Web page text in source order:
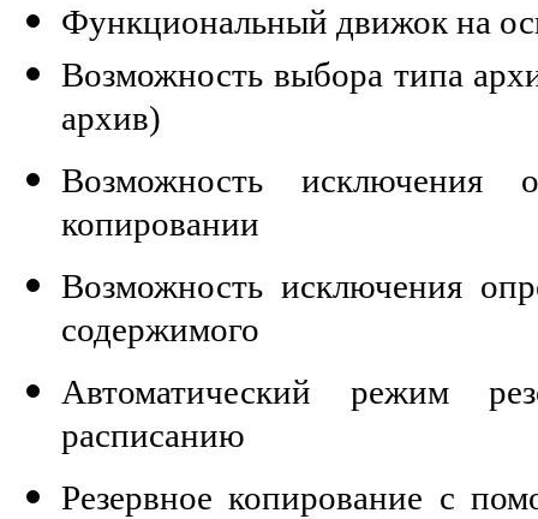
Функциональный движок на
Возможность выбора типа
архив)
Возможность
копировании
Возможность исключения
содержимого
Автоматический режим
расписанию
Резервное копирование с